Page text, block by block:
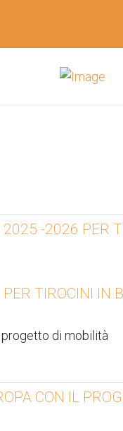
-2026 PER
TIROCINI IN
progetto di mobilità
CON IL